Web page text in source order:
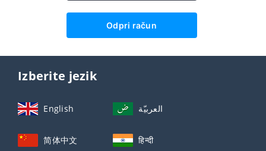
Odpri račun
Izberite jezik
English العربيّة
简体中文 हिन्दी